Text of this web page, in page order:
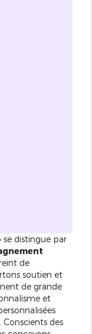
se distingue par
de
soutien et
de grande
et
des